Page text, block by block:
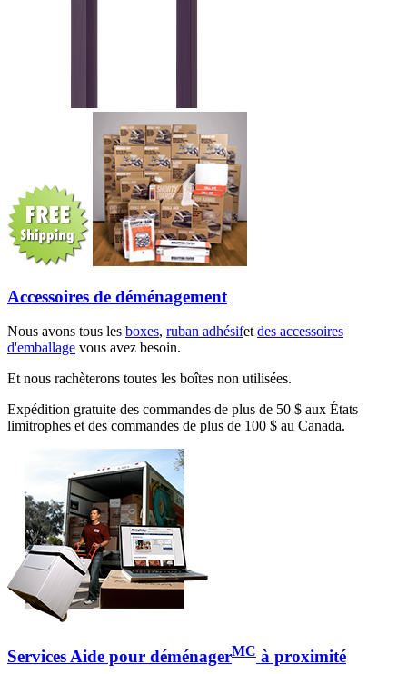
Accessoires de déménagement
Nous avons tous les boxes, ruban adhésifet des accessoires
d'emballage vous avez besoin.
Et nous rachèterons toutes les boîtes non utilisées.
Expédition gratuite des commandes de plus de 50 $ aux États
limitrophes et des commandes de plus de 100 $ au Canada.
Services Aide pour déménagerMC à proximité